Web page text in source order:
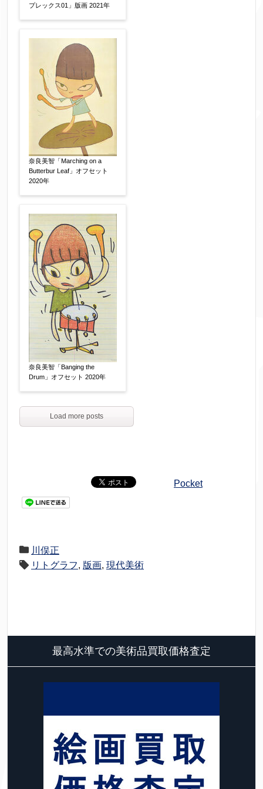
プレックス01」版画 2021年
奈良美智「Marching on a
Butterbur Leaf」オフセット
2020年
奈良美智「Banging the
Drum」オフセット 2020年
Load more posts
Pocket
川俣正
リトグラフ, 版画, 現代美術
最高水準での美術品買取価格査定